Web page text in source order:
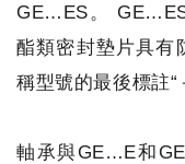
GE…ES。
酯類密封墊片具有
稱型號的最後標註“
軸承與GE…E和